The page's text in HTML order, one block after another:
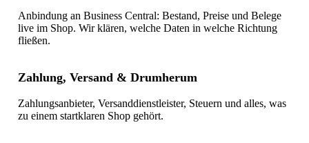
Anbindung an Business Central: Bestand, Preise und Belege
live im Shop. Wir klären, welche Daten in welche Richtung
fließen.
Zahlung, Versand & Drumherum
Zahlungsanbieter, Versanddienstleister, Steuern und alles, was
zu einem startklaren Shop gehört.